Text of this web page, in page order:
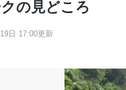
の見どころ
日 17:00更新